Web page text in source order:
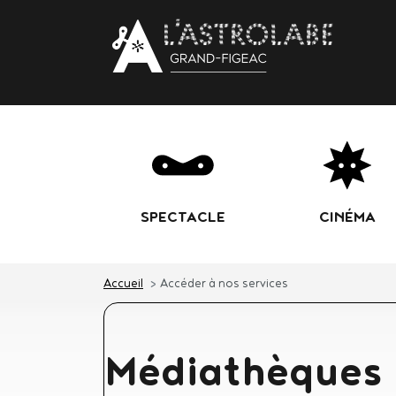
Body
SPECTACLE CINÉMA
Accueil Accéder à nos services
Accéder à
Médiathèque
connexion
Médiathèques